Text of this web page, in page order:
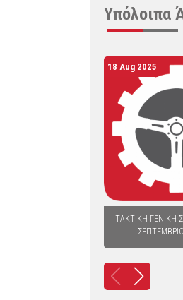
Υπόλοιπα
18 Aug 2025
ΤΑΚΤΙΚΗ ΓΕΝΙΚΗ